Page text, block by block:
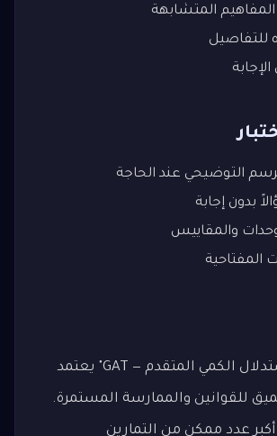
المتشابهة
للتفاصيل
التوضيحي عند الحاجة
بدون إجابة
والمقاييس
المفتاحية
النجاح في "الاستدلال الكمي المتقدم — GAT" يعتمد
للقوانين والممارسة المستمرة.
عدد ممكن من التمارين